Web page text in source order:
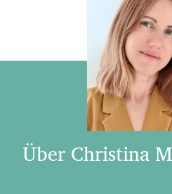
Über Christina